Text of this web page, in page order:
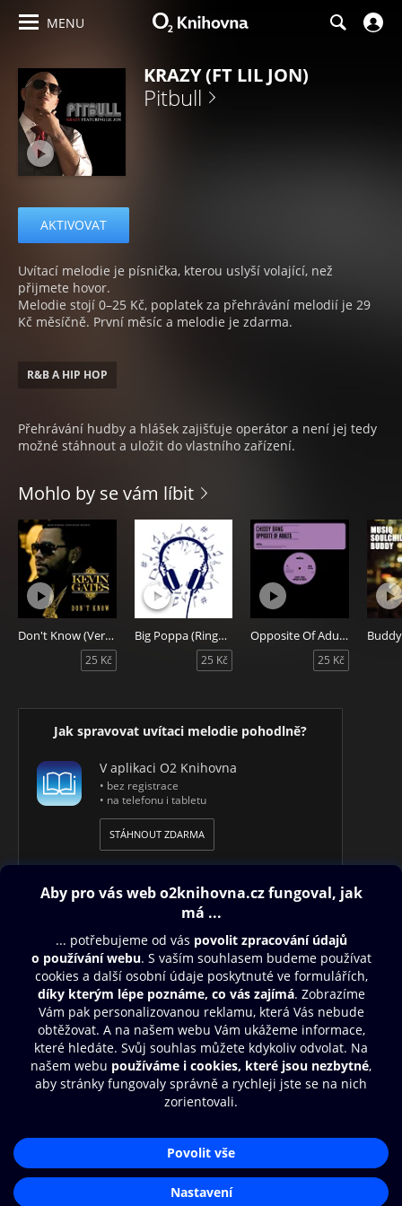
MENU
KRAZY (FT LIL JON)
Pitbull
AKTIVOVAT
Uvítací melodie je písnička, kterou uslyší volající, než
přijmete hovor.
Melodie stojí 0–25 Kč, poplatek za přehrávání melodií je 29
Kč měsíčně. První měsíc a melodie je zdarma.
R&B A HIP HOP
Přehrávání hudby a hlášek zajišťuje operátor a není jej tedy
možné stáhnout a uložit do vlastního zařízení.
Mohlo by se vám líbit
Don't Know (Verse)
25 Kč
Big Poppa (Ringback Ringtone)
25 Kč
Opposite Of Adults
25 Kč
Buddy
Jak spravovat uvítaci melodie pohodlně?
V aplikaci O2 Knihovna
• bez registrace
• na telefonu i tabletu
STÁHNOUT ZDARMA
Obsah ke stažení
Moje O2 Knihovna
Další zábava
© O2 Czech Republic a.s.
Zásady zpracování osobních údajůAplikace O2 Knihovna
Čti a poslouchej své e-knihy a